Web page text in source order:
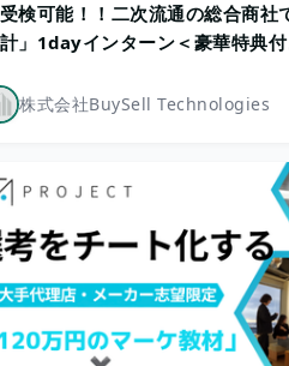
検可能！！二次流通の総合商社
」1dayインターン＜豪華特典
株式会社BuySell Technologies